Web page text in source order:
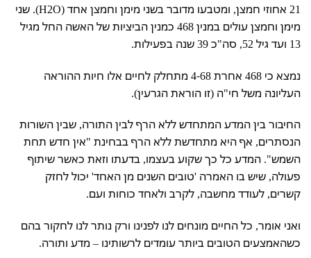
21 אחוזי חמצן, ומטבעו מדובר בשני מימן וחמצן אחד (H2O). שני
מימן וחמצן עולים במנין 468 כמנין הביציות של האשה החל מגיל
13 ועד גיל 52, סה"כ 39 שנה בפעילות.
נמצא כי 468 אחרת 4-68 מתחלק לחיים אלו חיות ההוראה
העליונה משל חי"ה (זו הוראת הגרעין).
החיבור בין המדע המתחדש ללא הרף לבין התורה, שבין השורות
הנסתרים, אף היא מתחדשת ללא הרף בבחינת "אין חדש תחת
השמש". המדע כל כך שקוע בעצמו, בדעתו וזאת כאשר שיתוף
פעולה, שיש בו האמרה 'טובים השנים מן האחד' יכול לחזק
קשרים, לעודד מחשבה, לקרב ולאחד כוחות ועם.
ואני אומר, כל החיים מונחים לנו לפנינו ורק נותר לנו לחקור בהם
כשהאמצעים הטובים ביותר עומדים לרשותינו – מדע ותורה.